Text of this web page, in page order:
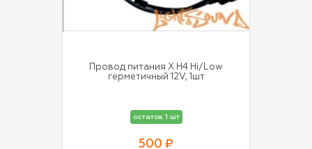
Провод питания X H4 Hi/Low
герметичный 12V, 1шт
остаток 1 шт
500 ₽